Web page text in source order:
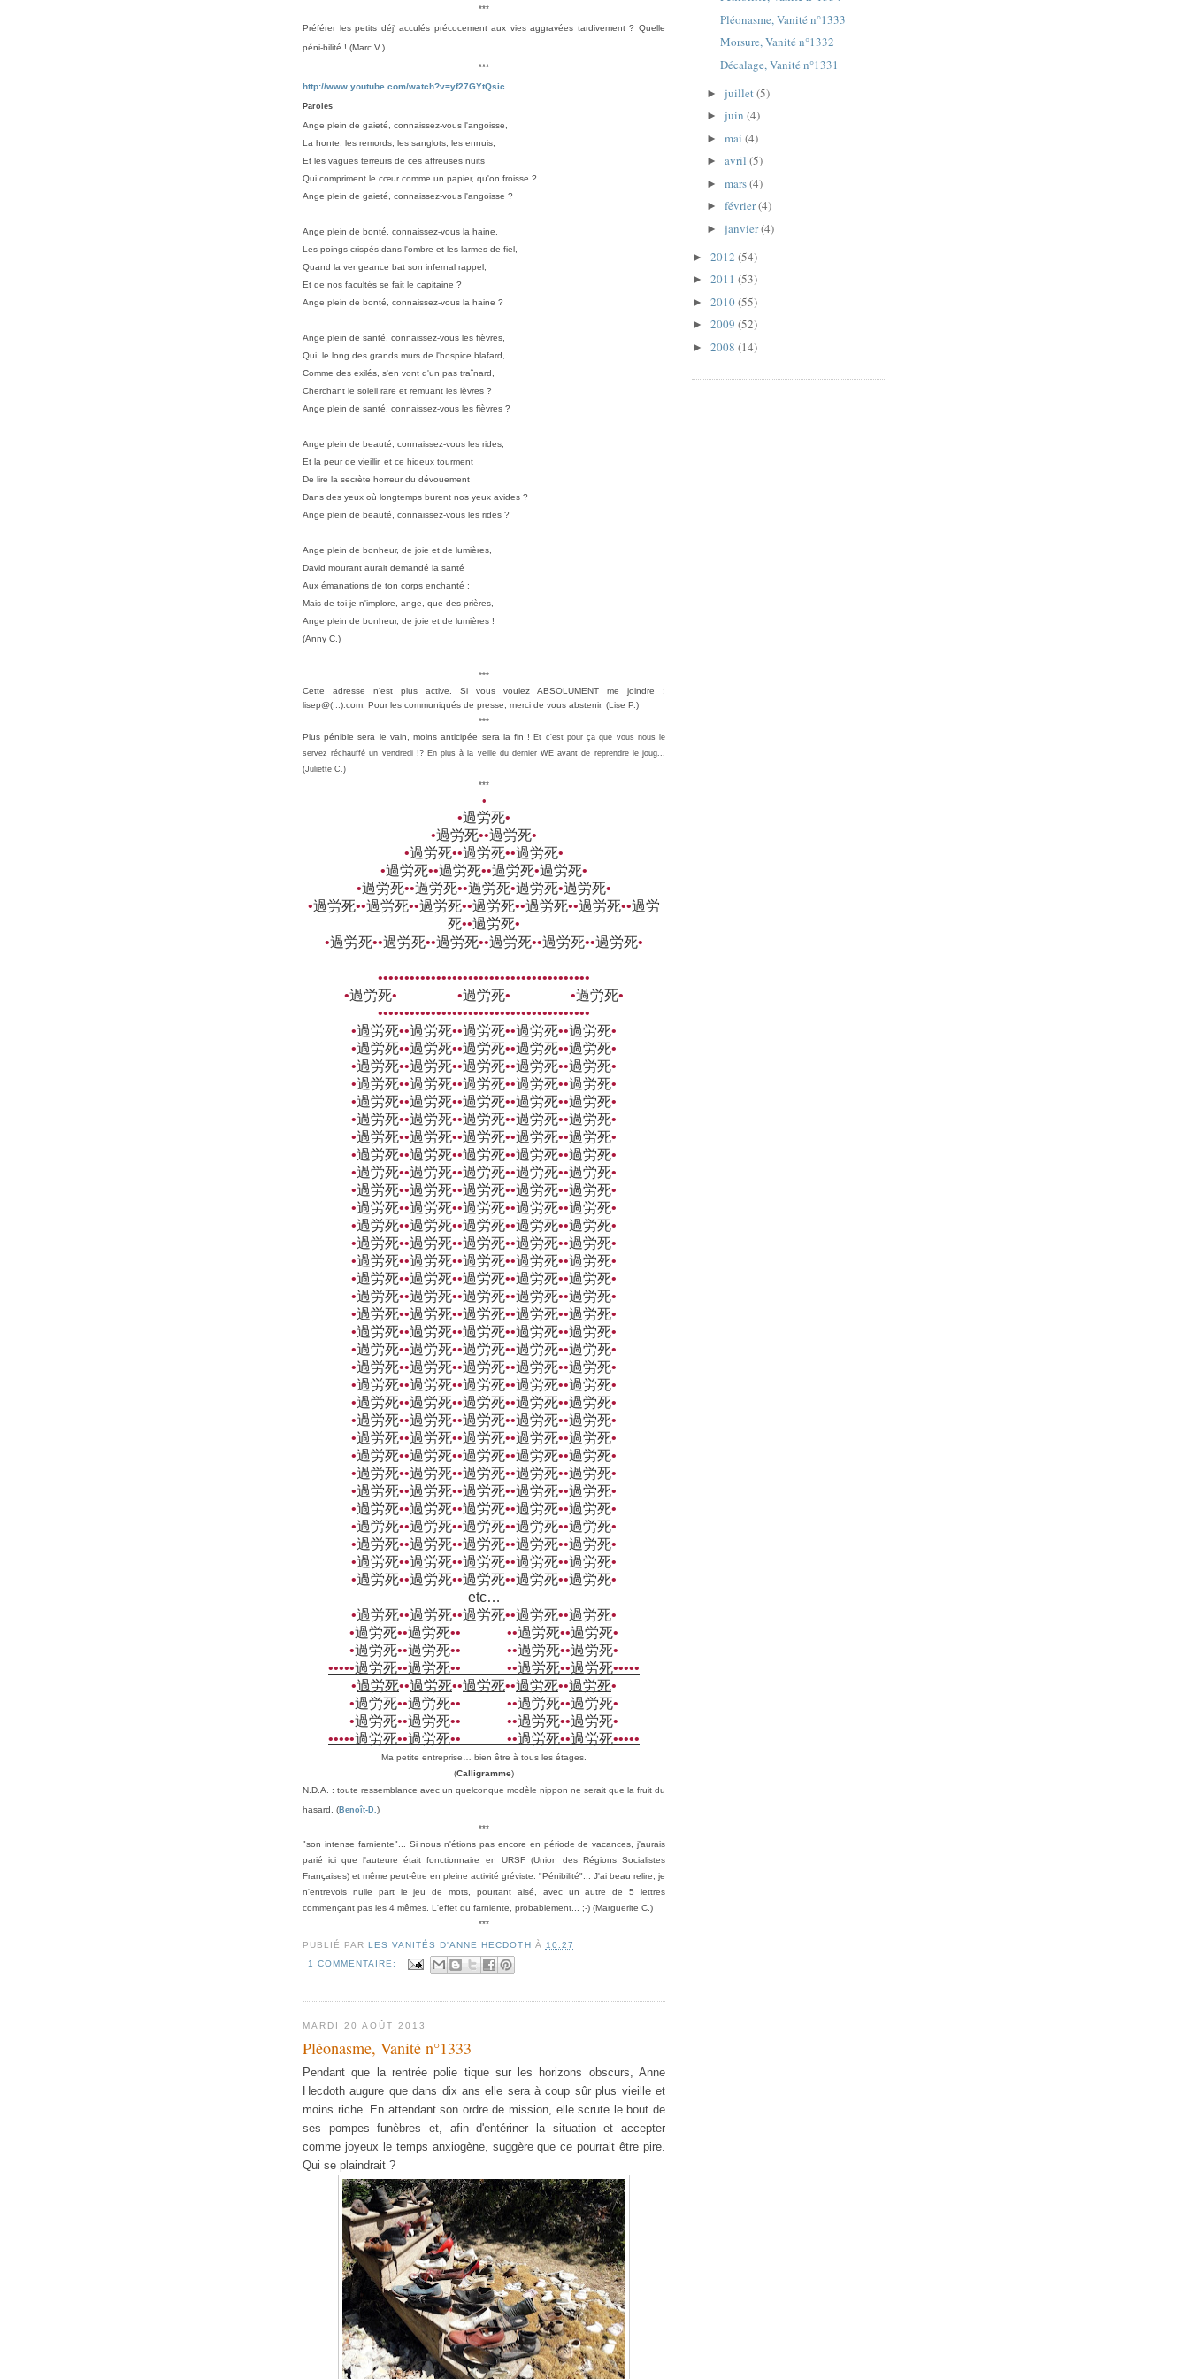
***
Préférer les petits déj' acculés précocement aux vies aggravées tardivement ? Quelle
péni-bilité ! (Marc V.)
***
http://www.youtube.com/watch?v=yf27GYtQsic
Paroles
Ange plein de gaieté, connaissez-vous l'angoisse,
La honte, les remords, les sanglots, les ennuis,
Et les vagues terreurs de ces affreuses nuits
Qui compriment le cœur comme un papier, qu'on froisse ?
Ange plein de gaieté, connaissez-vous l'angoisse ?
Ange plein de bonté, connaissez-vous la haine,
Les poings crispés dans l'ombre et les larmes de fiel,
Quand la vengeance bat son infernal rappel,
Et de nos facultés se fait le capitaine ?
Ange plein de bonté, connaissez-vous la haine ?
Ange plein de santé, connaissez-vous les fièvres,
Qui, le long des grands murs de l'hospice blafard,
Comme des exilés, s'en vont d'un pas traînard,
Cherchant le soleil rare et remuant les lèvres ?
Ange plein de santé, connaissez-vous les fièvres ?
Ange plein de beauté, connaissez-vous les rides,
Et la peur de vieillir, et ce hideux tourment
De lire la secrète horreur du dévouement
Dans des yeux où longtemps burent nos yeux avides ?
Ange plein de beauté, connaissez-vous les rides ?
Ange plein de bonheur, de joie et de lumières,
David mourant aurait demandé la santé
Aux émanations de ton corps enchanté ;
Mais de toi je n'implore, ange, que des prières,
Ange plein de bonheur, de joie et de lumières !
(Anny C.)
***
Cette adresse n'est plus active. Si vous voulez ABSOLUMENT me joindre :
lisep@(...).com. Pour les communiqués de presse, merci de vous abstenir. (Lise P.)
***
Plus pénible sera le vain, moins anticipée sera la fin !Et c'est pour ça que vous nous le
servez réchauffé un vendredi !? En plus à la veille du dernier WE avant de reprendre le joug...
(Juliette C.)
***
•
•過労死•
•過労死••過労死•
•過労死••過労死••過労死•
•過労死••過労死••過労死•過労死•
•過労死••過労死••過労死•過労死•過労死•
•過労死••過労死••過労死••過労死••過労死••過労死••過労
死••過労死•
•過労死••過労死••過労死••過労死••過労死••過労死•
••••••••••••••••••••••••••••••••••••••••
•過労死• •過労死• •過労死•
••••••••••••••••••••••••••••••••••••••••
•過労死••過労死••過労死••過労死••過労死•
•過労死••過労死••過労死••過労死••過労死•
•過労死••過労死••過労死••過労死••過労死•
•過労死••過労死••過労死••過労死••過労死•
•過労死••過労死••過労死••過労死••過労死•
•過労死••過労死••過労死••過労死••過労死•
•過労死••過労死••過労死••過労死••過労死•
•過労死••過労死••過労死••過労死••過労死•
•過労死••過労死••過労死••過労死••過労死•
•過労死••過労死••過労死••過労死••過労死•
•過労死••過労死••過労死••過労死••過労死•
•過労死••過労死••過労死••過労死••過労死•
•過労死••過労死••過労死••過労死••過労死•
•過労死••過労死••過労死••過労死••過労死•
•過労死••過労死••過労死••過労死••過労死•
•過労死••過労死••過労死••過労死••過労死•
•過労死••過労死••過労死••過労死••過労死•
•過労死••過労死••過労死••過労死••過労死•
•過労死••過労死••過労死••過労死••過労死•
•過労死••過労死••過労死••過労死••過労死•
•過労死••過労死••過労死••過労死••過労死•
•過労死••過労死••過労死••過労死••過労死•
•過労死••過労死••過労死••過労死••過労死•
•過労死••過労死••過労死••過労死••過労死•
•過労死••過労死••過労死••過労死••過労死•
•過労死••過労死••過労死••過労死••過労死•
•過労死••過労死••過労死••過労死••過労死•
•過労死••過労死••過労死••過労死••過労死•
•過労死••過労死••過労死••過労死••過労死•
•過労死••過労死••過労死••過労死••過労死•
•過労死••過労死••過労死••過労死••過労死•
•過労死••過労死••過労死••過労死••過労死•
etc…
•過労死••過労死••過労死••過労死••過労死•
•過労死••過労死•• ••過労死••過労死•
•過労死••過労死•• ••過労死••過労死•
•••••過労死••過労死•• ••過労死••過労死•••••
•過労死••過労死••過労死••過労死••過労死•
•過労死••過労死•• ••過労死••過労死•
•過労死••過労死•• ••過労死••過労死•
•••••過労死••過労死•• ••過労死••過労死•••••
Ma petite entreprise… bien être à tous les étages.
(Calligramme)
N.D.A. : toute ressemblance avec un quelconque modèle nippon ne serait que la fruit du
hasard. ( Benoît-D.)
***
"son intense farniente"... Si nous n'étions pas encore en période de vacances, j'aurais
parié ici que l'auteure était fonctionnaire en URSF (Union des Régions Socialistes
Françaises) et même peut-être en pleine activité gréviste. "Pénibilité"... J'ai beau relire, je
n'entrevois nulle part le jeu de mots, pourtant aisé, avec un autre de 5 lettres
commençant pas les 4 mêmes. L'effet du farniente, probablement... ;-) (Marguerite C.)
***
PUBLIÉ PARLES VANITÉS D'ANNE HECDOTH À
10:27
1 COMMENTAIRE:
MARDI 20 AOÛT 2013
Pléonasme, Vanité n°1333
Pendant que la rentrée polie tique sur les horizons obscurs, Anne
Hecdoth augure que dans dix ans elle sera à coup sûr plus vieille et
moins riche. En attendant son ordre de mission, elle scrute le bout de
ses pompes funèbres et, afin d'entériner la situation et accepter
comme joyeux le temps anxiogène, suggère que ce pourrait être pire.
Qui se plaindrait ?
Pléonasme, Vanité n°1333
Morsure, Vanité n°1332
Décalage, Vanité n°1331
► juillet(5)
► juin (4)
► mai (4)
► avril (5)
► mars(4)
► février(4)
► janvier(4)
► 2012 (54)
► 2011 (53)
► 2010(55)
► 2009 (52)
► 2008 (14)